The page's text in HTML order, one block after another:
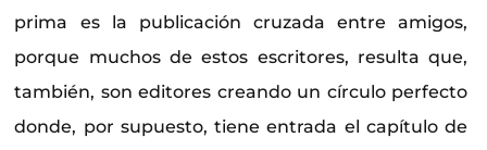
prima es la publicación cruzada entre amigos,
porque muchos de estos escritores, resulta que,
también, son editores creando un círculo perfecto
donde, por supuesto, tiene entrada el capítulo de